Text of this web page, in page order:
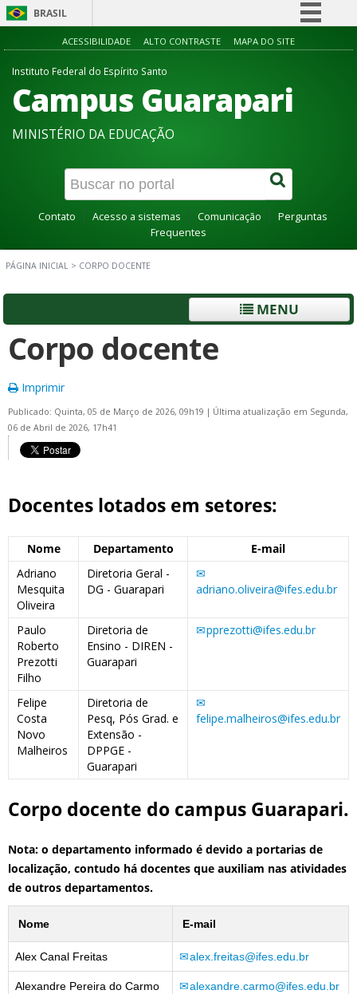
BRASIL
Simplifique!
Acesso à informação
Canais
ACESSIBILIDADE ALTO CONTRASTE MAPA DO SITE
Instituto Federal do Espírito Santo
Campus Guarapari
MINISTÉRIO DA EDUCAÇÃO
Contato Acesso a sistemas Comunicação
Perguntas
Frequentes
PÁGINA INICIAL > CORPO DOCENTE
MENU
Corpo docente
Imprimir
Publicado: Quinta, 05 de Março de 2026, 09h19 | Última atualização em Segunda,
06 de Abril de 2026, 17h41
Docentes lotados em setores:
Nome Departamento
E-mail
Adriano
Mesquita
Oliveira
Diretoria Geral -
DG - Guarapari
adriano.oliveira@ifes.edu.br
Paulo
Roberto
Prezotti
Filho
Diretoria de
Ensino - DIREN -
Guarapari
pprezotti@ifes.edu.br
Felipe
Costa
Novo
Malheiros
Diretoria de
Pesq, Pós Grad. e
Extensão -
DPPGE -
Guarapari
felipe.malheiros@ifes.edu.br
Corpo docente do campus Guarapari.
Nota: o departamento informado é devido a portarias de
localização, contudo há docentes que auxiliam nas atividades
de outros departamentos.
Nome E-mail
Alex Canal Freitas alex.freitas@ifes.edu.br
Alexandre Pereira do Carmo alexandre.carmo@ifes.edu.br